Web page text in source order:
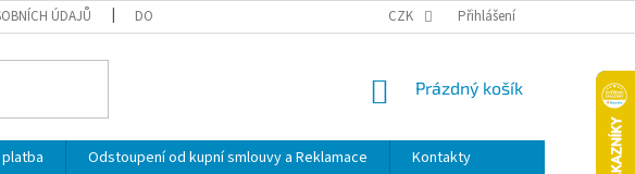
ÚDAJŮ DOPRAVA A PLATBA ODSTOUPENÍ OD KUPNÍ SMLOUVY A REKLAMACE
CZK Přihlášení
NÁKUPNÍ
Prázdný košík
Odstoupení od kupní smlouvy a Reklamace
Kontakty